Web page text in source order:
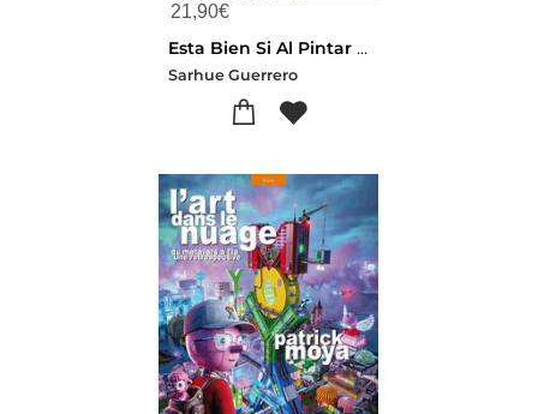
21,90€
Esta Bien Si Al Pintar (vivir) Te Sales De La Linea
Sarhue Guerrero